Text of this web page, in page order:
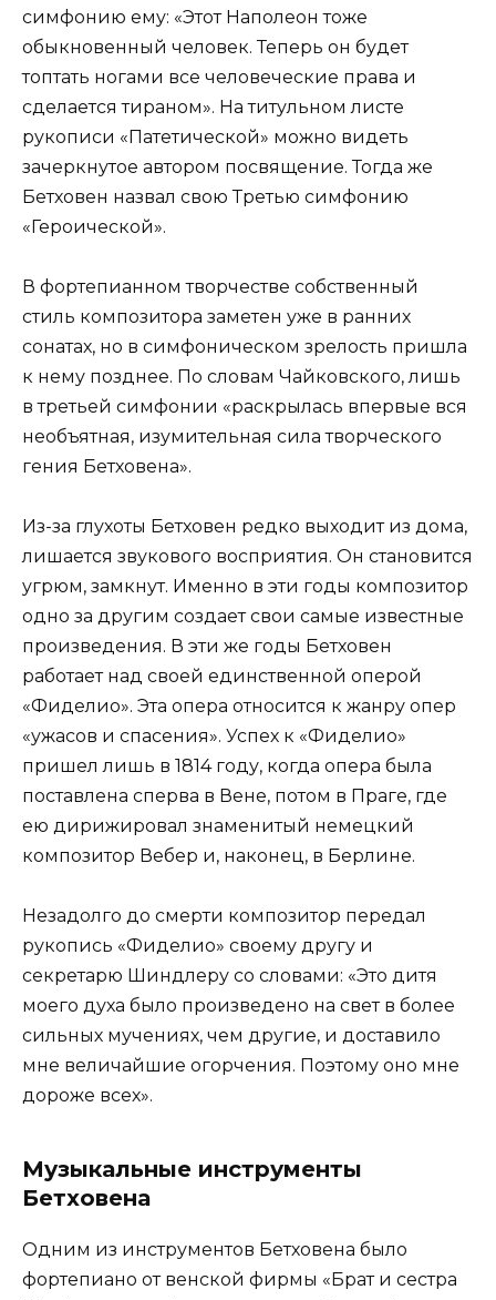
симфонию ему: «Этот Наполеон тоже
обыкновенный человек. Теперь он будет
топтать ногами все человеческие права и
сделается тираном». На титульном листе
рукописи «Патетической» можно видеть
зачеркнутое автором посвящение. Тогда же
Бетховен назвал свою Третью симфонию
«Героической».
В фортепианном творчестве собственный
стиль композитора заметен уже в ранних
сонатах, но в симфоническом зрелость пришла
к нему позднее. По словам Чайковского, лишь
в третьей симфонии «раскрылась впервые вся
необъятная, изумительная сила творческого
гения Бетховена».
Из-за глухоты Бетховен редко выходит из дома,
лишается звукового восприятия. Он становится
угрюм, замкнут. Именно в эти годы композитор
одно за другим создает свои самые известные
произведения. В эти же годы Бетховен
работает над своей единственной оперой
«Фиделио». Эта опера относится к жанру опер
«ужасов и спасения». Успех к «Фиделио»
пришел лишь в 1814 году, когда опера была
поставлена сперва в Вене, потом в Праге, где
ею дирижировал знаменитый немецкий
композитор Вебер и, наконец, в Берлине.
Незадолго до смерти композитор передал
рукопись «Фиделио» своему другу и
секретарю Шиндлеру со словами: «Это дитя
моего духа было произведено на свет в более
сильных мучениях, чем другие, и доставило
мне величайшие огорчения. Поэтому оно мне
дороже всех».
Музыкальные инструменты
Бетховена
Одним из инструментов Бетховена было
фортепиано от венской фирмы «Брат и сестра